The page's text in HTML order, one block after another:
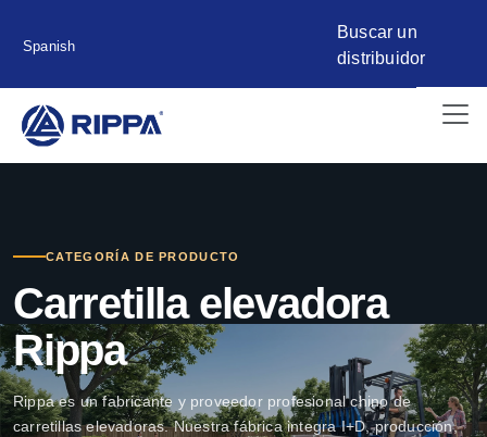
Spanish
Buscar un
distribuidor
CATEGORÍA DE PRODUCTO
Carretilla elevadora
Rippa
Rippa es un fabricante y proveedor profesional chino de
carretillas elevadoras. Nuestra fábrica integra I+D, producción,